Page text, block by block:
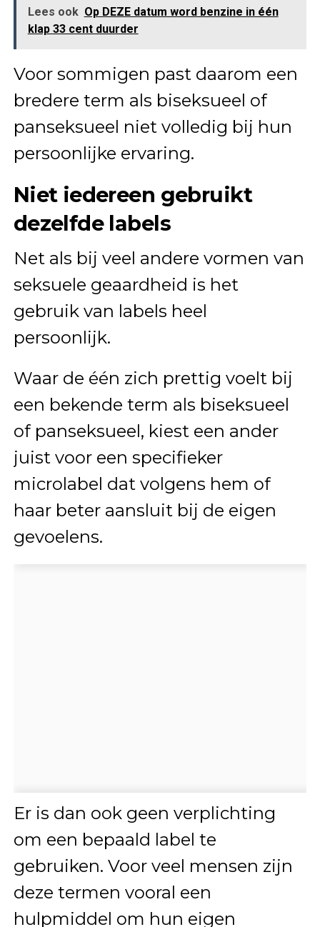
Lees ook Op DEZE datum word benzine in één
klap 33 cent duurder
Voor sommigen past daarom een
bredere term als biseksueel of
panseksueel niet volledig bij hun
persoonlijke ervaring.
Niet iedereen gebruikt
dezelfde labels
Net als bij veel andere vormen van
seksuele geaardheid is het
gebruik van labels heel
persoonlijk.
Waar de één zich prettig voelt bij
een bekende term als biseksueel
of panseksueel, kiest een ander
juist voor een specifieker
microlabel dat volgens hem of
haar beter aansluit bij de eigen
gevoelens.
Er is dan ook geen verplichting
om een bepaald label te
gebruiken. Voor veel mensen zijn
deze termen vooral een
hulpmiddel om hun eigen